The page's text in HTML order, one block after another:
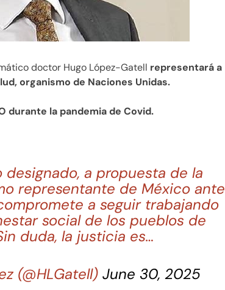
doctor Hugo López-Gatell representará a
organismo de Naciones Unidas.
durante la pandemia de Covid.
a propuesta de la
representante de México ante
a seguir trabajando
social de los pueblos de
duda, la justicia es…
(@HLGatell) June 30, 2025